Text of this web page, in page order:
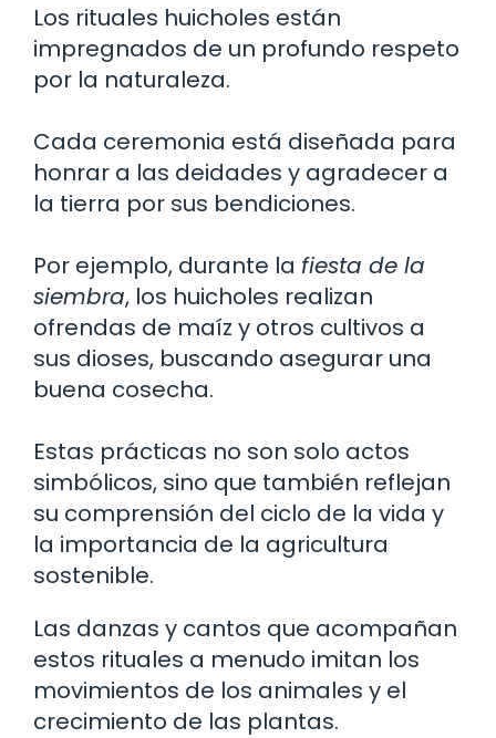
Los rituales huicholes están
impregnados de un profundo respeto
por la naturaleza.
Cada ceremonia está diseñada para
honrar a las deidades y agradecer a
la tierra por sus bendiciones.
Por ejemplo, durante la fiesta de la
siembra, los huicholes realizan
ofrendas de maíz y otros cultivos a
sus dioses, buscando asegurar una
buena cosecha.
Estas prácticas no son solo actos
simbólicos, sino que también reflejan
su comprensión del ciclo de la vida y
la importancia de la agricultura
sostenible.
Las danzas y cantos que acompañan
estos rituales a menudo imitan los
movimientos de los animales y el
crecimiento de las plantas.